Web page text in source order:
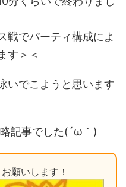
戦でパーティ構成によ
す＞＜
いでこようと思います
記事でした(´ω｀)
願いします！